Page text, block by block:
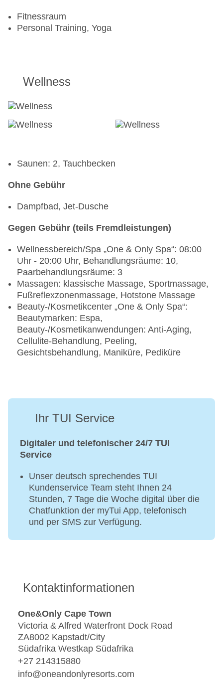
Fitnessraum
Personal Training, Yoga
Wellness
Saunen: 2, Tauchbecken
Ohne Gebühr
Dampfbad, Jet-Dusche
Gegen Gebühr (teils Fremdleistungen)
Wellnessbereich/Spa „One & Only Spa“: 08:00
Uhr - 20:00 Uhr, Behandlungsräume: 10,
Paarbehandlungsräume: 3
Massagen: klassische Massage, Sportmassage,
Fußreflexzonenmassage, Hotstone Massage
Beauty-/Kosmetikcenter „One & Only Spa“:
Beautymarken: Espa,
Beauty-/Kosmetikanwendungen: Anti-Aging,
Cellulite-Behandlung, Peeling,
Gesichtsbehandlung, Maniküre, Pediküre
Ihr TUI Service
Digitaler und telefonischer 24/7 TUI
Service
Unser deutsch sprechendes TUI
Kundenservice Team steht Ihnen 24
Stunden, 7 Tage die Woche digital über die
Chatfunktion der myTui App, telefonisch
und per SMS zur Verfügung.
Kontaktinformationen
One&Only Cape Town
Victoria & Alfred Waterfront Dock Road
ZA8002 Kapstadt/City
Südafrika Westkap Südafrika
+27 214315880
info@oneandonlyresorts.com